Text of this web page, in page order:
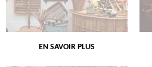
EN SAVOIR PLUS